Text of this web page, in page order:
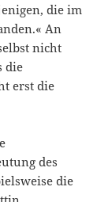
die im
An
nicht
die
erst die
des
die